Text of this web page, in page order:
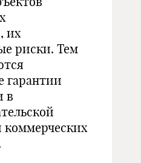
их
риски. Тем
гарантии
в
коммерческих